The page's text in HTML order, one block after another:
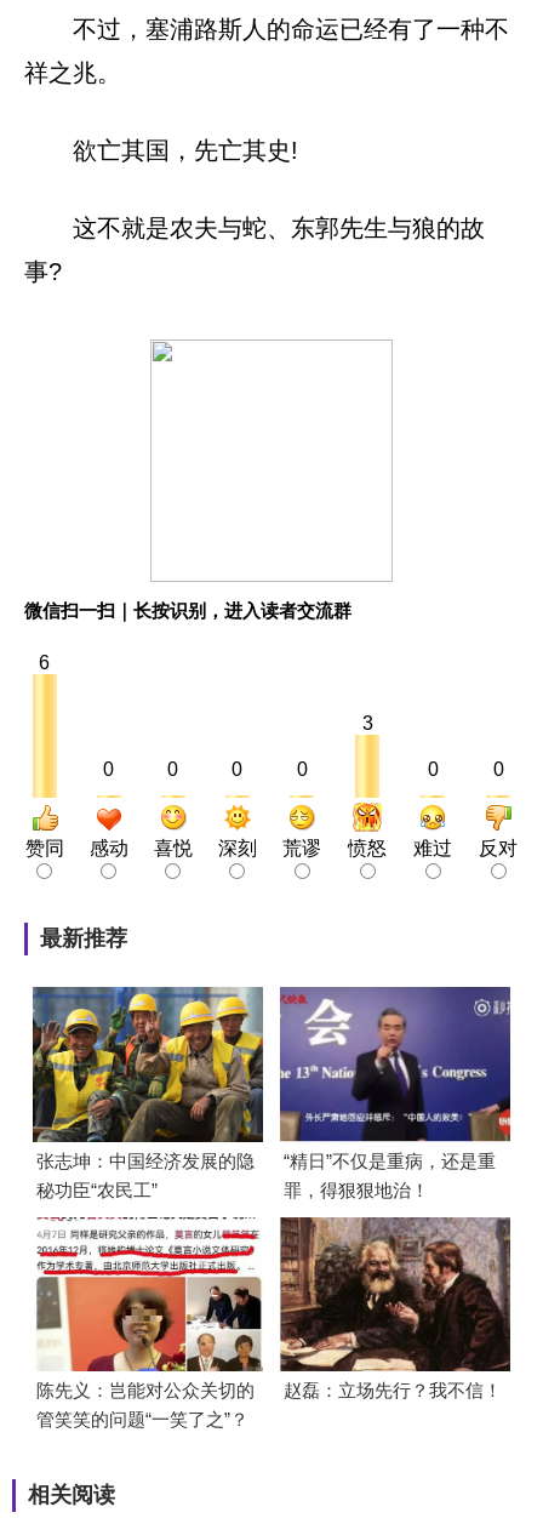
不过，塞浦路斯人的命运已经有了一种不
祥之兆。
欲亡其国，先亡其史!
这不就是农夫与蛇、东郭先生与狼的故
事?
微信扫一扫｜长按识别，进入读者交流群
6
赞同
0
感动
0
喜悦
0
深刻
0
荒谬
3
愤怒
0
难过
0
反对
最新推荐
张志坤：中国经济发展的隐
秘功臣“农民工”
“精日”不仅是重病，还是重
罪，得狠狠地治！
陈先义：岂能对公众关切的
管笑笑的问题“一笑了之”？
赵磊：立场先行？我不信！
相关阅读